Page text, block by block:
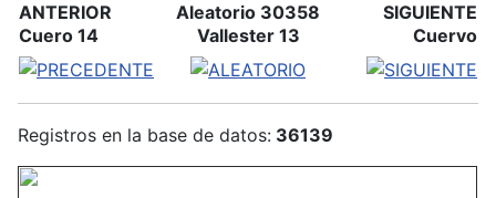
ANTERIOR
Cuero 14
Aleatorio 30358
Vallester 13
SIGUIENTE
Cuervo
Registros en la base de datos: 36139